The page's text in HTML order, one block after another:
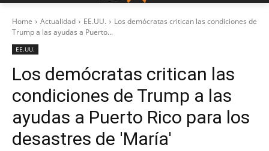
Home Actualidad EE.UU.
Los demócratas critican las condiciones de
Trump a las ayudas a Puerto...
EE.UU.
Los demócratas critican las
condiciones de Trump a las
ayudas a Puerto Rico para los
desastres de 'María'